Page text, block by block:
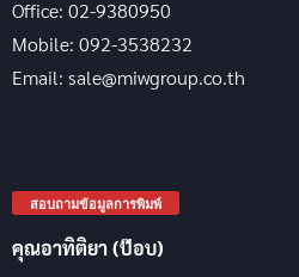
Office: 02-9380950
Mobile: 092-3538232
Email: sale@miwgroup.co.th
สอบถามข้อมูลการพิมพ์
คุณอาทิติยา (ป๊อบ)